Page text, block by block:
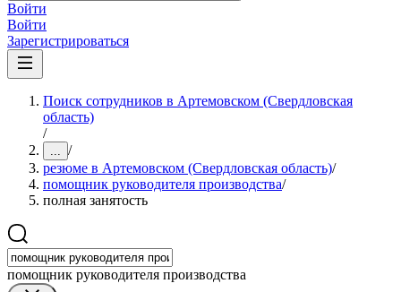
Войти
Войти
Зарегистрироваться
Поиск сотрудников в Артемовском (Свердловская
область)
/
... /
резюме в Артемовском (Свердловская область)/
помощник руководителя производства/
полная занятость
помощник руководителя производства